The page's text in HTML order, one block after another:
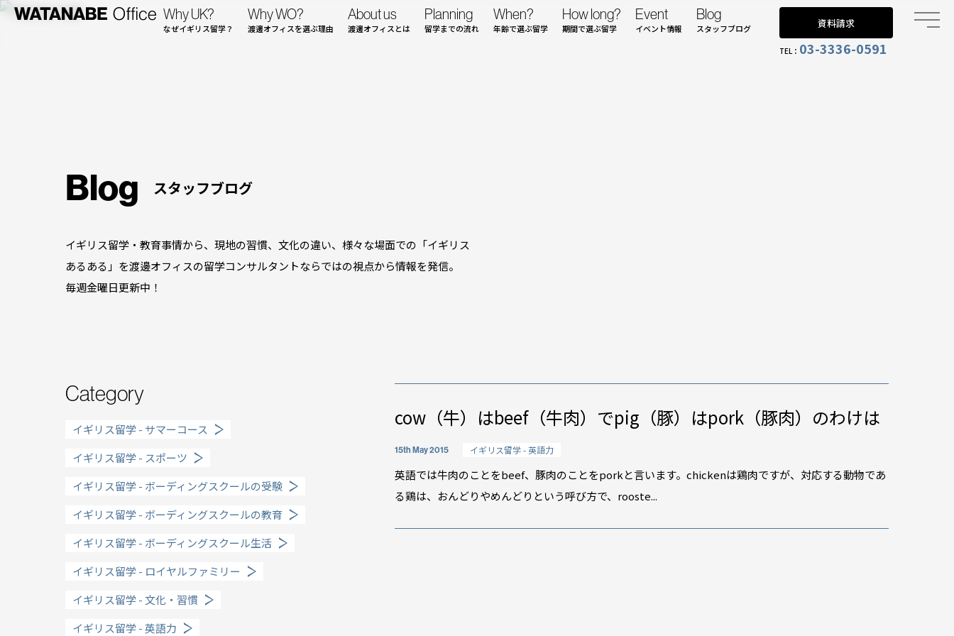
Why UK?
なぜイギリス留学？
Why WO?
渡邊オフィスを選ぶ理由
About us
渡邊オフィスとは
Planning
留学までの流れ
When?
年齢で選ぶ留学
How long?
期間で選ぶ留学
Event
イベント情報
Blog
スタッフブログ 資料請求
TEL： 03-3336-0591
Why UK?
Why WO?
渡邊オフィスを選ぶ理由
About us
渡邊オフィスとは
イベント情報
GTT通信
WO channel
Blog スタッフブログ
イギリス留学・教育事情から、現地の習慣、文化の違い、様々な場面での「イギリス
あるある」を渡邊オフィスの留学コンサルタントならではの視点から情報を発信。
毎週金曜日更新中！
Category
イギリス留学 - サマーコース
イギリス留学 - スポーツ
イギリス留学 - ボーディングスクールの受験
イギリス留学 - ボーディングスクールの教育
イギリス留学 - ボーディングスクール生活
イギリス留学 - ロイヤルファミリー
イギリス留学 - 文化・習慣
イギリス留学 - 英語力
cow（牛）はbeef（牛肉）でpig（豚）はpork（豚肉）のわけは
15th May 2015 イギリス留学 - 英語力
英語では牛肉のことをbeef、豚肉のことをporkと言います。chickenは鶏肉ですが、対応する動物であ
る鶏は、おんどりやめんどりという呼び方で、rooste...